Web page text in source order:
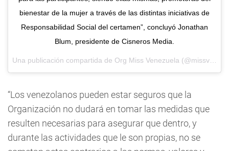
bienestar de la mujer a través de las distintas iniciativas de
Responsabilidad Social del certamen”, concluyó Jonathan
Blum, presidente de Cisneros Media.
Una publicación compartida de Org Miss Venezuela (@missvenezuela) el
“Los venezolanos pueden estar seguros que la
Organización no dudará en tomar las medidas que
resulten necesarias para asegurar que dentro, y
durante las actividades que le son propias, no se